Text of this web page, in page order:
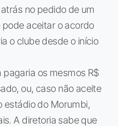
no pedido de um
aceitar o acordo
o clube desde o início
os mesmos R$
ou, caso não aceite
estádio do Morumbi,
A diretoria sabe que